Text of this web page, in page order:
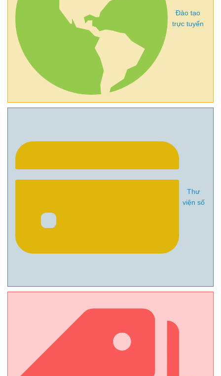
Đào tạo
trực tuyến
Thư
viện số